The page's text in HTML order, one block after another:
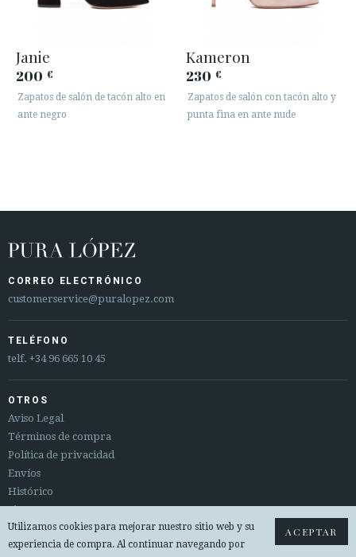
Janie
200 €
Zapatos de salón de tacón alto en
ante negro
Kameron
230 €
Zapatos de salón con tacón alto y
punta fina en ante nude
CORREO ELECTRÓNICO
customerservice@puralopez.com
TELÉFONO
telf. +34 96 665 10 45
OTROS
Aviso Legal
Términos de compra
Política de privacidad
Envíos
Histórico
Sitemap
Cambios y devoluciones
ACEPTAR
Utilizamos cookies para mejorar nuestro sitio web y su
experiencia de compra. Al continuar navegando por